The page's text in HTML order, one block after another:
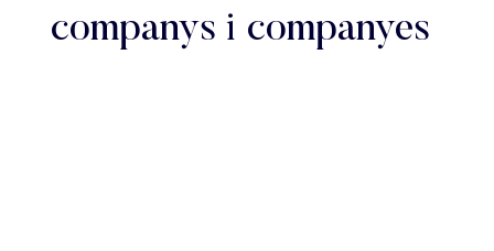
companys i companyes